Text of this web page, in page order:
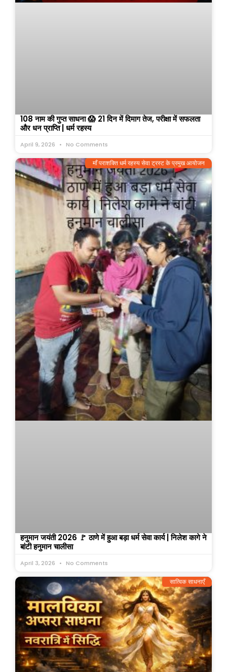
108 नाम की गुप्त साधना 😱 21 दिन में दिमाग तेज, परीक्षा में सफलता
और धन प्राप्ति | धर्म रहस्य
April 9, 2026 No Comments
माँ पराशक्ति धर्म रहस्य सेवा ट्रस्ट के प्रमुख आयोजन
हनुमान जयंती 2026 🚩 ठाणे में हुआ बड़ा धर्म सेवा कार्य | निलेश कागे ने
बांटी हनुमान चालीसा
April 3, 2026 No Comments
सात्विक साधनाएँ